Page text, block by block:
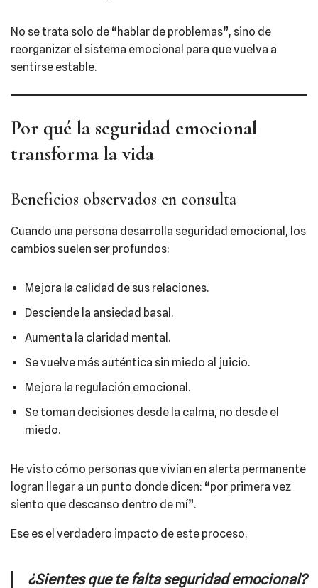
No se trata solo de “hablar de problemas”, sino de
reorganizar el sistema emocional para que vuelva a
sentirse estable.
Por qué la seguridad emocional
transforma la vida
Beneficios observados en consulta
Cuando una persona desarrolla seguridad emocional, los
cambios suelen ser profundos:
Mejora la calidad de sus relaciones.
Desciende la ansiedad basal.
Aumenta la claridad mental.
Se vuelve más auténtica sin miedo al juicio.
Mejora la regulación emocional.
Se toman decisiones desde la calma, no desde el
miedo.
He visto cómo personas que vivían en alerta permanente
logran llegar a un punto donde dicen: “por primera vez
siento que descanso dentro de mí”.
Ese es el verdadero impacto de este proceso.
¿Sientes que te falta seguridad emocional?